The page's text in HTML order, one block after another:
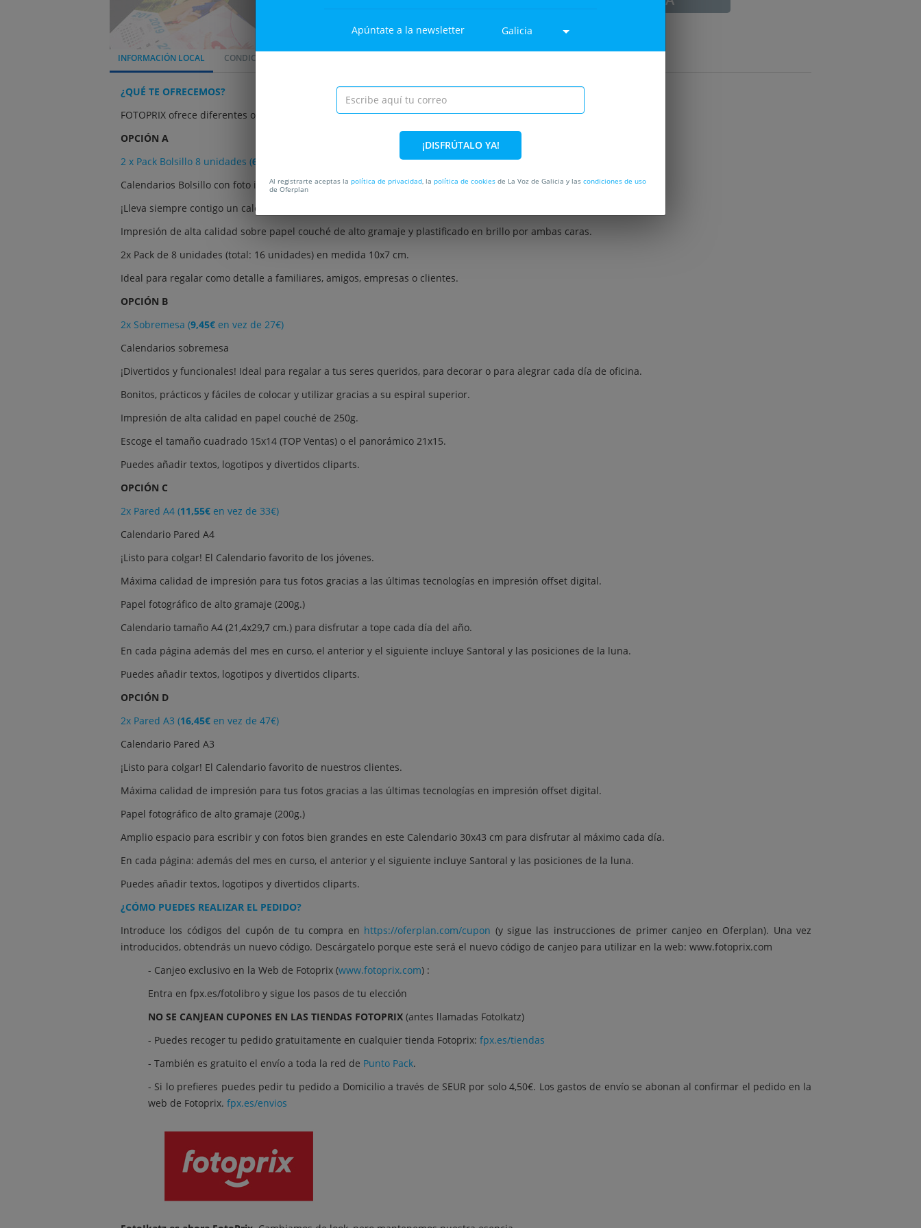
INFORMACIÓN LOCAL CONDICIONES
¿QUÉ TE OFRECEMOS?
FOTOPRIX ofrece diferentes opciones:
OPCIÓN A
2 x Pack Bolsillo 8 unidades (6,30€
Calendarios Bolsillo con foto impresa
¡Lleva siempre contigo un calendario de cartera con tu foto favorita!
Impresión de alta calidad sobre papel couché de alto gramaje y plastificado en brillo por ambas caras.
2x Pack de 8 unidades (total: 16 unidades) en medida 10x7 cm.
Ideal para regalar como detalle a familiares, amigos, empresas o clientes.
OPCIÓN B
2x Sobremesa (9,45€ en vez de 27€)
Calendarios sobremesa
¡Divertidos y funcionales! Ideal para regalar a tus seres queridos, para decorar o para alegrar cada día de oficina.
Bonitos, prácticos y fáciles de colocar y utilizar gracias a su espiral superior.
Impresión de alta calidad en papel couché de 250g.
Escoge el tamaño cuadrado 15x14 (TOP Ventas) o el panorámico 21x15.
Puedes añadir textos, logotipos y divertidos cliparts.
OPCIÓN C
2x Pared A4 (11,55€ en vez de 33€)
Calendario Pared A4
¡Listo para colgar! El Calendario favorito de los jóvenes.
Máxima calidad de impresión para tus fotos gracias a las últimas tecnologías en impresión offset digital.
Papel fotográfico de alto gramaje (200g.)
Calendario tamaño A4 (21,4x29,7 cm.) para disfrutar a tope cada día del año.
En cada página además del mes en curso, el anterior y el siguiente incluye Santoral y las posiciones de la luna.
Puedes añadir textos, logotipos y divertidos cliparts.
OPCIÓN D
2x Pared A3 (16,45€ en vez de 47€)
Calendario Pared A3
¡Listo para colgar! El Calendario favorito de nuestros clientes.
Máxima calidad de impresión para tus fotos gracias a las últimas tecnologías en impresión offset digital.
Papel fotográfico de alto gramaje (200g.)
Amplio espacio para escribir y con fotos bien grandes en este Calendario 30x43 cm para disfrutar al máximo cada día.
En cada página: además del mes en curso, el anterior y el siguiente incluye Santoral y las posiciones de la luna.
Puedes añadir textos, logotipos y divertidos cliparts.
¿CÓMO PUEDES REALIZAR EL PEDIDO?
Introduce los códigos del cupón de tu compra en https://oferplan.com/cupon (y sigue las instrucciones de primer canjeo en Oferplan). Una vez
introducidos, obtendrás un nuevo código. Descárgatelo porque este será el nuevo código de canjeo para utilizar en la web: www.fotoprix.com
- Canjeo exclusivo en la Web de Fotoprix (www.fotoprix.com) :
Entra en fpx.es/fotolibro y sigue los pasos de tu elección
NO SE CANJEAN CUPONES EN LAS TIENDAS FOTOPRIX (antes llamadas FotoIkatz)
- Puedes recoger tu pedido gratuitamente en cualquier tienda Fotoprix: fpx.es/tiendas
- También es gratuito el envío a toda la red de Punto Pack.
- Si lo prefieres puedes pedir tu pedido a Domicilio a través de SEUR por solo 4,50€. Los gastos de envío se abonan al confirmar el pedido en la
web de Fotoprix. fpx.es/envios
Apúntate a la newsletter Galicia
¡DISFRÚTALO YA!
Al registrarte aceptas la política de privacidad , la política de cookies de La Voz de Galicia y las condiciones de uso
de Oferplan